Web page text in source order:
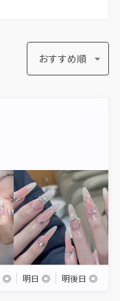
おすすめ順
◎ 明日 ◎ 明後日 ◎